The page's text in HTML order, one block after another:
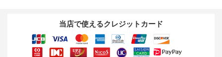
当店で使えるクレジットカード